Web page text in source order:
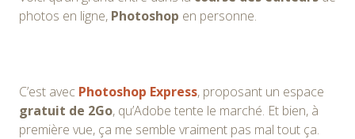
photos en ligne, Photoshop en personne.
C’est avec Photoshop Express, proposant un espace
gratuit de 2Go, qu’Adobe tente le marché. Et bien, à
première vue, ça me semble vraiment pas mal tout ça.